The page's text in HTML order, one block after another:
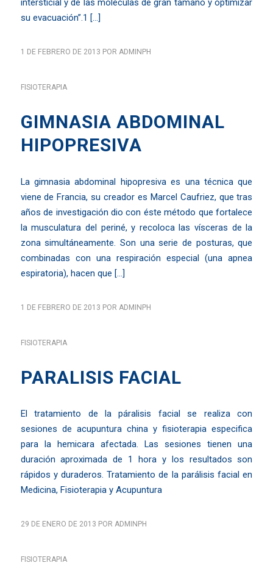
intersticial y de las moléculas de gran tamaño y optimizar
su evacuación”.1 […]
1 DE FEBRERO DE 2013 POR ADMINPH
FISIOTERAPIA
GIMNASIA ABDOMINAL
HIPOPRESIVA
La gimnasia abdominal hipopresiva es una técnica que
viene de Francia, su creador es Marcel Caufriez, que tras
años de investigación dio con éste método que fortalece
la musculatura del periné, y recoloca las vísceras de la
zona simultáneamente. Son una serie de posturas, que
combinadas con una respiración especial (una apnea
espiratoria), hacen que […]
1 DE FEBRERO DE 2013 POR ADMINPH
FISIOTERAPIA
PARALISIS FACIAL
El tratamiento de la páralisis facial se realiza con
sesiones de acupuntura china y fisioterapia especifica
para la hemicara afectada. Las sesiones tienen una
duración aproximada de 1 hora y los resultados son
rápidos y duraderos. Tratamiento de la parálisis facial en
Medicina, Fisioterapia y Acupuntura
29 DE ENERO DE 2013 POR ADMINPH
FISIOTERAPIA